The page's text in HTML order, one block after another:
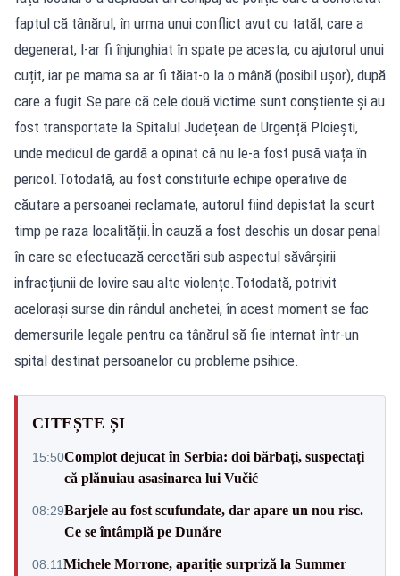
faptul că tânărul, în urma unui conflict avut cu tatăl, care a
degenerat, l-ar fi înjunghiat în spate pe acesta, cu ajutorul unui
cuțit, iar pe mama sa ar fi tăiat-o la o mână (posibil ușor), după
care a fugit.Se pare că cele două victime sunt conștiente și au
fost transportate la Spitalul Județean de Urgență Ploiești,
unde medicul de gardă a opinat că nu le-a fost pusă viața în
pericol.Totodată, au fost constituite echipe operative de
căutare a persoanei reclamate, autorul fiind depistat la scurt
timp pe raza localității.În cauză a fost deschis un dosar penal
în care se efectuează cercetări sub aspectul săvârșirii
infracțiunii de lovire sau alte violențe.Totodată, potrivit
acelorași surse din rândul anchetei, în acest moment se fac
demersurile legale pentru ca tânărul să fie internat într-un
spital destinat persoanelor cu probleme psihice.
CITEȘTE ȘI
15:50Complot dejucat în Serbia: doi bărbați, suspectați
că plănuiau asasinarea lui Vučić
08:29Barjele au fost scufundate, dar apare un nou risc.
Ce se întâmplă pe Dunăre
08:11Michele Morrone, apariție surpriză la Summer